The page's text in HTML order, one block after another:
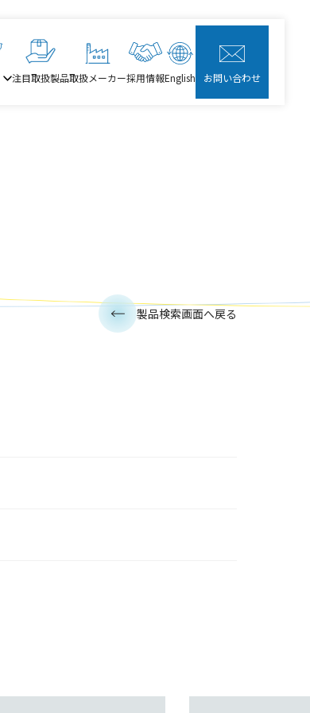
注目取扱製品取扱メーカー採用情報English お問い合わせ
製品検索画面へ戻る